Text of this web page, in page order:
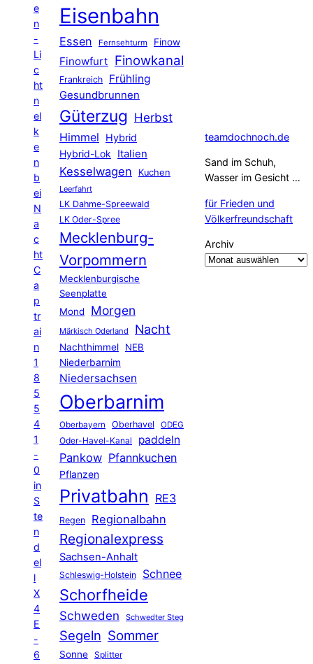
e
n
-
Li
c
ht
n
el
k
e
n
b
ei
N
a
c
ht
C
a
p
tr
ai
n
1
8
5
5
4
1
-
0
in
S
te
n
d
el
l
X
4
E
-
6
Eisenbahn
Essen Fernsehturm Finow
Finowfurt Finowkanal
Frankreich Frühling
Gesundbrunnen
Güterzug Herbst
Himmel
Hybrid
Hybrid-Lok Italien
Kesselwagen Kuchen
Leerfahrt
LK Dahme-Spreewald
LK Oder-Spree
Mecklenburg-
Vorpommern
Mecklenburgische
Seenplatte
Mond
Morgen
Märkisch Oderland Nacht
Nachthimmel
NEB
Niederbarnim
Niedersachsen
Oberbarnim
Oberbayern Oberhavel ODEG
Oder-Havel-Kanal paddeln
Pankow Pfannkuchen
Pflanzen
Privatbahn RE3
Regen Regionalbahn
Regionalexpress
Sachsen-Anhalt
Schleswig-Holstein Schnee
Schorfheide
Schweden Schwedter Steg
Segeln Sommer
Sonne Splitter
teamdochnoch.de
Sand im Schuh,
Wasser im Gesicht …
für Frieden und
Völkerfreundschaft
Archiv